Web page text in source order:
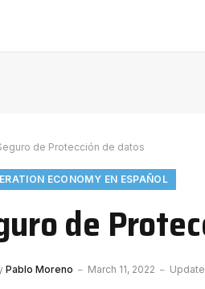
de Protección de datos
ECONOMY EN ESPAÑOL
de
Pablo Moreno March 11, 2022